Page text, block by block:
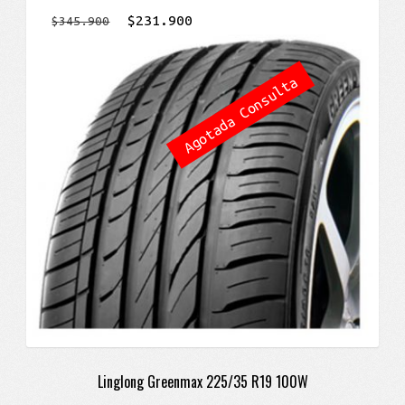
Linglong Greenmax 225/35 R19 100W
$345.900
El
original
era:
$345.900.
$231.900
precio
actual
es:
$231.900.
Agotada Consulta